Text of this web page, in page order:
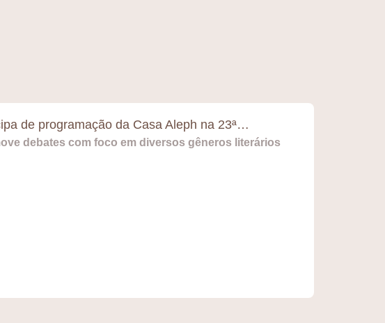
de programação da Casa Aleph na 23ª…
debates com foco em diversos gêneros literários